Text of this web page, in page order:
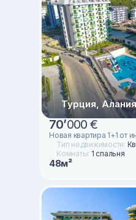
Турция,
70’000 €
Новая квартира 1+1 от
Тип недвижимости:
Комнаты: 1 спальня
48м²